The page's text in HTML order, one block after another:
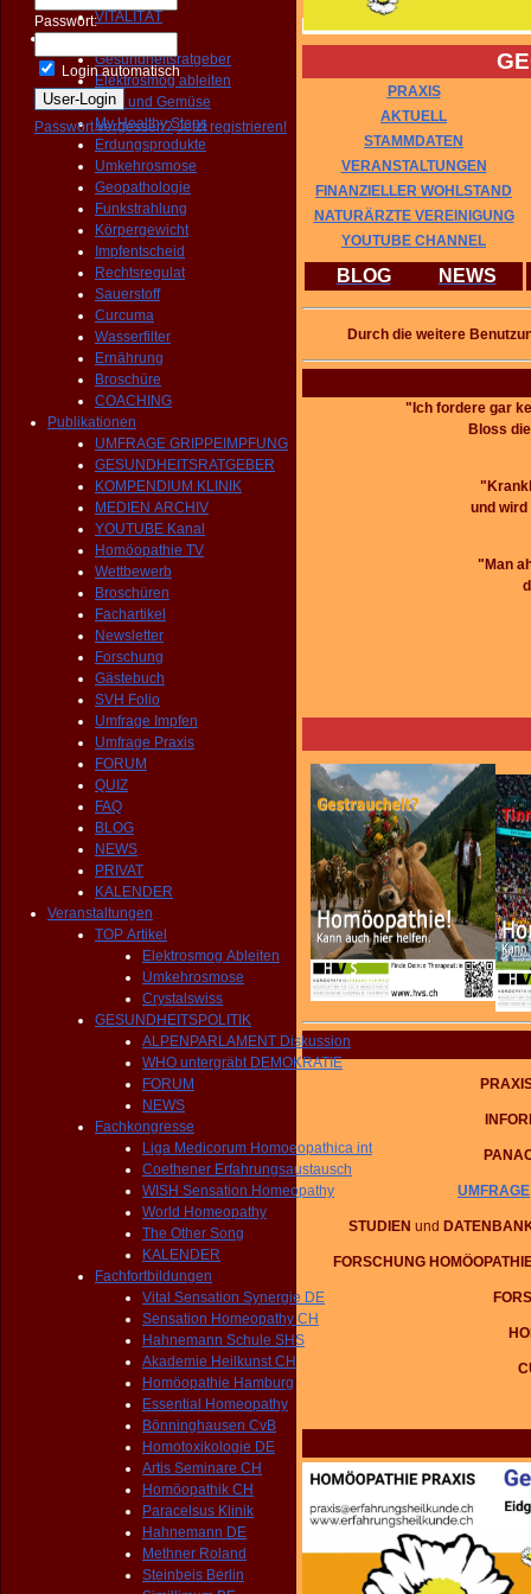
VITALITÄT
Prävention
Gesundheitsratgeber
Elektrosmog ableiten
Obst und Gemüse
My Healthy Steps
Erdungsprodukte
Umkehrosmose
Geopathologie
Funkstrahlung
Körpergewicht
Impfentscheid
Rechtsregulat
Sauerstoff
Curcuma
Wasserfilter
Ernährung
Broschüre
COACHING
Publikationen
UMFRAGE GRIPPEIMPFUNG
GESUNDHEITSRATGEBER
KOMPENDIUM KLINIK
MEDIEN ARCHIV
YOUTUBE Kanal
Homöopathie TV
Wettbewerb
Broschüren
Fachartikel
Newsletter
Forschung
Gästebuch
SVH Folio
Umfrage Impfen
Umfrage Praxis
FORUM
QUIZ
FAQ
BLOG
NEWS
PRIVAT
KALENDER
Veranstaltungen
TOP Artikel
Elektrosmog Ableiten
Umkehrosmose
Crystalswiss
GESUNDHEITSPOLITIK
ALPENPARLAMENT Diskussion
WHO untergräbt DEMOKRATIE
FORUM
NEWS
Fachkongresse
Liga Medicorum Homoeopathica int
Coethener Erfahrungsaustausch
WISH Sensation Homeopathy
World Homeopathy
The Other Song
KALENDER
Fachfortbildungen
Vital Sensation Synergie DE
Sensation Homeopathy CH
Hahnemann Schule SHS
Akademie Heilkunst CH
Homöopathie Hamburg
Essential Homeopathy
Bönninghausen CvB
Homotoxikologie DE
Artis Seminare CH
Homöopathik CH
Paracelsus Klinik
Hahnemann DE
Methner Roland
Steinbeis Berlin
Passwort:
Login automatisch
Passwort vergessen? Jetzt registrieren!
PRAXIS
AKTUELL
STAMMDATEN
VERANSTALTUNGEN
FINANZIELLER WOHLSTAND
NATURÄRZTE VEREINIGUNG
YOUTUBE CHANNEL
BLOG NEWS
Durch die weitere
"Ich fordere gar
Bloss
und
"Man
UMFRAGE
STUDIEN und
FORSCHUNG